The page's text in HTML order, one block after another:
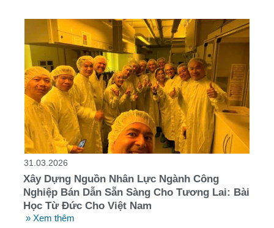
31.03.2026
Xây Dựng Nguồn Nhân Lực Ngành Công
Nghiệp Bán Dẫn Sẵn Sàng Cho Tương Lai: Bài
Học Từ Đức Cho Việt Nam
» Xem thêm